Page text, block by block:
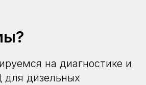
на диагностике и
дизельных